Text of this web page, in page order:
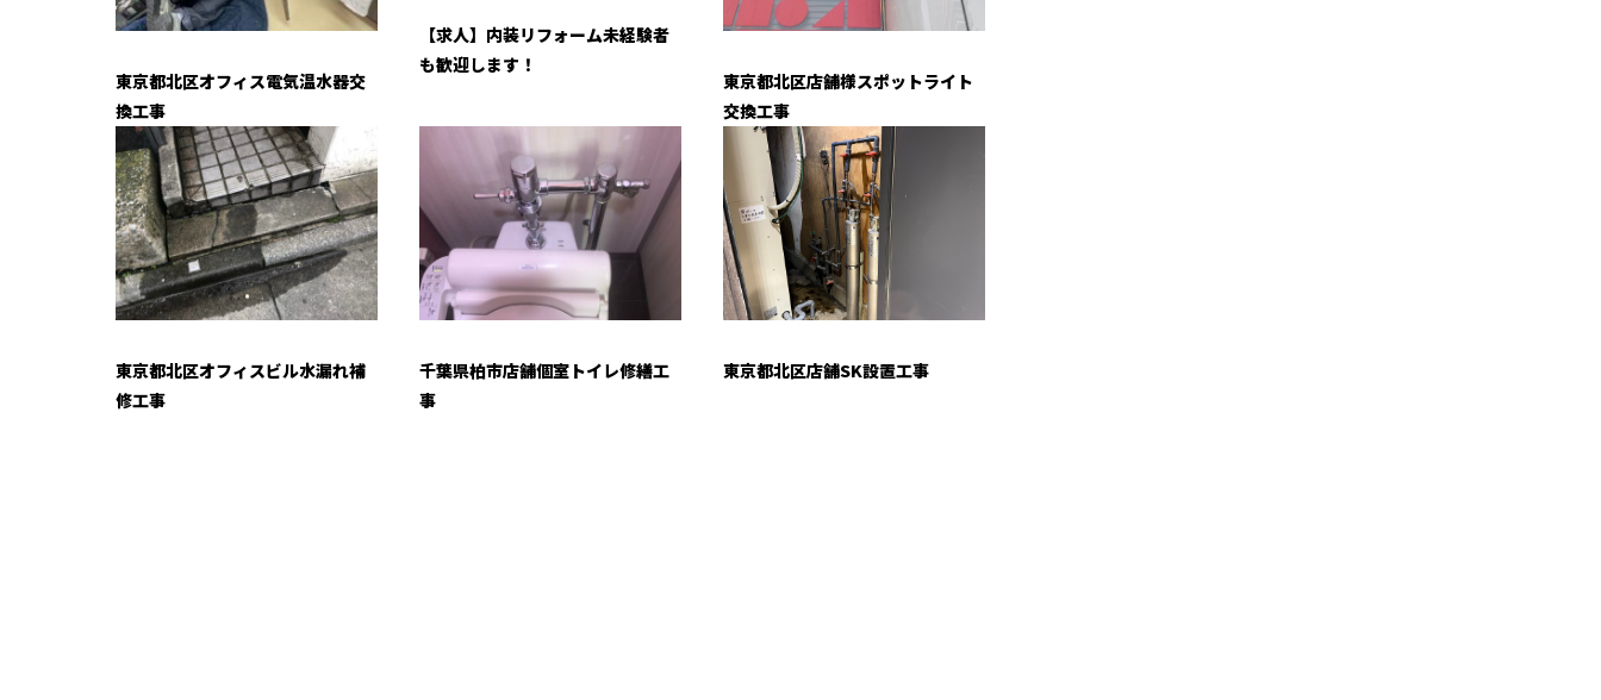
東京都北区オフィス電気温水器交
換工事
【求人】内装リフォーム未経験者
も歓迎します！
東京都北区店舗様スポットライト
交換工事
東京都北区オフィスビル水漏れ補
修工事
千葉県柏市店舗個室トイレ修繕工
事
東京都北区店舗SK設置工事